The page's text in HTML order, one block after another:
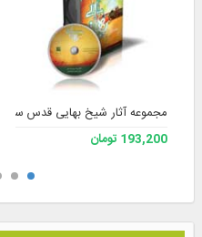
مجموعه آثار شیخ بهایی قدس سره 2
193,200 تومان